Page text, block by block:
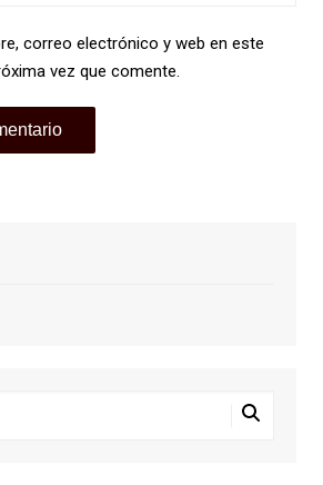
correo electrónico y web en este
vez que comente.